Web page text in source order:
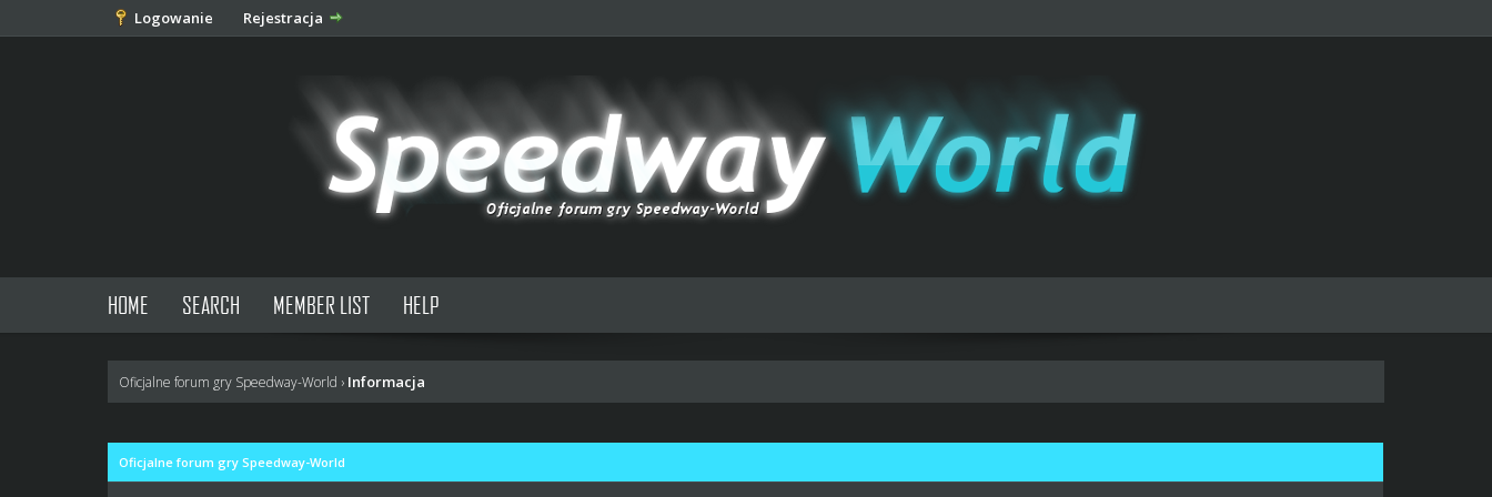
Logowanie Rejestracja
HOME SEARCH MEMBER LIST HELP
Oficjalne forum gry Speedway-World › Informacja
Oficjalne forum gry Speedway-World